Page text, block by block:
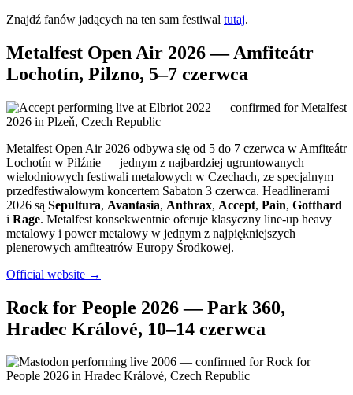
Znajdź fanów jadących na ten sam festiwal tutaj.
Metalfest Open Air 2026 — Amfiteátr
Lochotín, Pilzno, 5–7 czerwca
Metalfest Open Air 2026 odbywa się od 5 do 7 czerwca w Amfiteátr
Lochotín w Pilźnie — jednym z najbardziej ugruntowanych
wielodniowych festiwali metalowych w Czechach, ze specjalnym
przedfestiwalowym koncertem Sabaton 3 czerwca. Headlinerami
2026 są Sepultura, Avantasia, Anthrax, Accept, Pain, Gotthard
i Rage. Metalfest konsekwentnie oferuje klasyczny line-up heavy
metalowy i power metalowy w jednym z najpiękniejszych
plenerowych amfiteatrów Europy Środkowej.
Official website →
Rock for People 2026 — Park 360,
Hradec Králové, 10–14 czerwca